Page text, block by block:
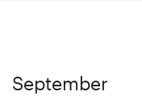
September